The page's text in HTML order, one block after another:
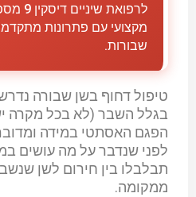
לרפואת
מקצועי עם פתרונות
שבורות.
טיפול דחוף בשן שבורה
בגלל השבר (לא בכל מקרה
הפגם האסתטי במידה
לפני שנדבר על מה עושים
תבלבלו בין חירום לשן
ממקומה.